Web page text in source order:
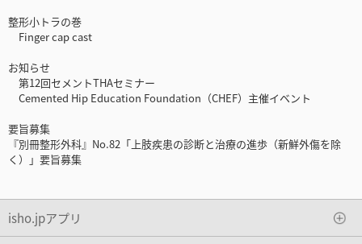
整形小トラの巻
Finger cap cast
お知らせ
第12回セメントTHAセミナー
Cemented Hip Education Foundation（CHEF）主催イベント
要旨募集
『別冊整形外科』No.82「上肢疾患の診断と治療の進歩（新鮮外傷を除
く）」要旨募集
isho.jpアプリ